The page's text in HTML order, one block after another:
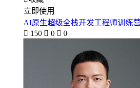
立即使用
AI原生超级全栈开发工程师训练营
 150  0  0